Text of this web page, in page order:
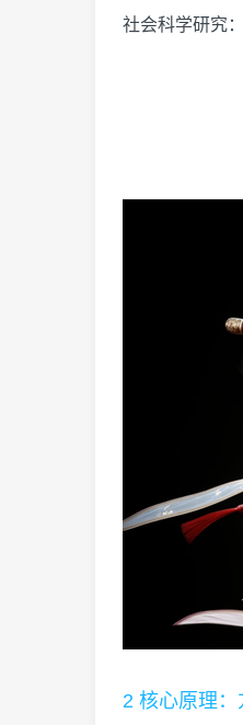
社会科学研究
2 核心原理